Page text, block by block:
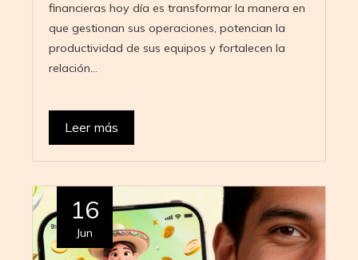
financieras hoy día es transformar la manera en
que gestionan sus operaciones, potencian la
productividad de sus equipos y fortalecen la
relación…
Leer más
16
Jun